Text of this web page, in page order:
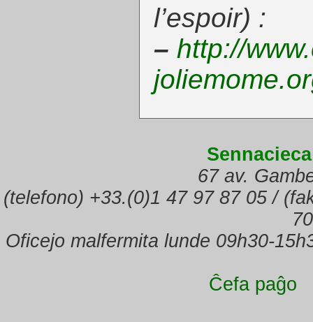
l’espoir) :
– http://
67 av.
(telefono) +33.(0)1 47 97 87 05 /
Oficejo malfermita lunde 09h30-
Ĉefa paĝo